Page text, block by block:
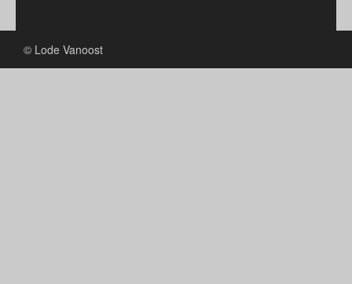
© Lode Vanoost